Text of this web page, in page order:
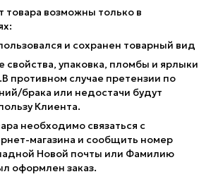
товара возможны только в
и сохранен товарный вид
свойства, упаковка, пломбы и ярлыки
противном случае претензии по
брака или недостачи будут
Клиента.
необходимо связаться с
магазина и сообщить номер
Новой почты или Фамилию
оформлен заказ.